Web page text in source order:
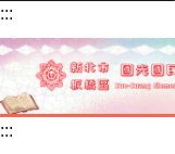
跳
到
要
內
:::
:::